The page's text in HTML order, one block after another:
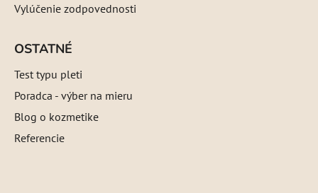
Vylúčenie zodpovednosti
OSTATNÉ
Test typu pleti
Poradca - výber na mieru
Blog o kozmetike
Referencie